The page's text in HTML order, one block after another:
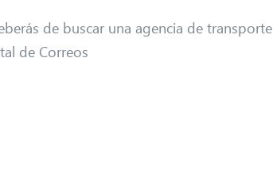
de buscar una agencia de transporte
de Correos